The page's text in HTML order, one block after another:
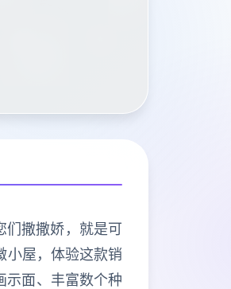
们撒撒娇，就是可
小屋，体验这款销
示面、丰富数个种